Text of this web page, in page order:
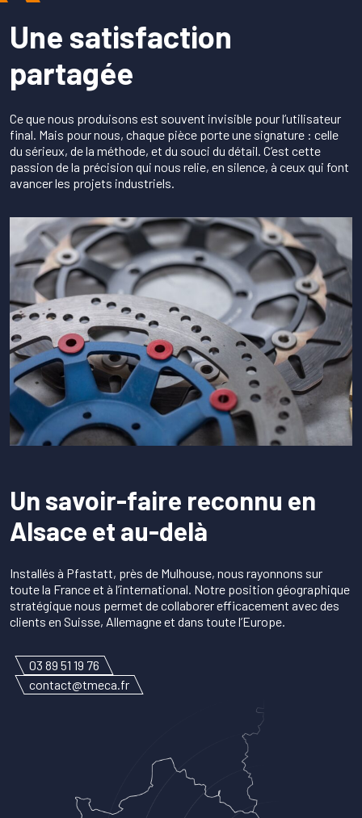
Une satisfaction
partagée
Ce que nous produisons est souvent invisible pour l’utilisateur
final. Mais pour nous, chaque pièce porte une signature : celle
du sérieux, de la méthode, et du souci du détail. C’est cette
passion de la précision qui nous relie, en silence, à ceux qui font
avancer les projets industriels.
Un savoir-faire reconnu en
Alsace et au-delà
Installés à Pfastatt, près de Mulhouse, nous rayonnons sur
toute la France et à l’international. Notre position géographique
stratégique nous permet de collaborer efficacement avec des
clients en Suisse, Allemagne et dans toute l’Europe.
03 89 51 19 76
contact@tmeca.fr